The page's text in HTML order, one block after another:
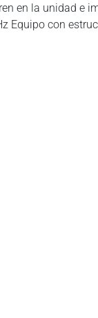
en la unidad e
Equipo con